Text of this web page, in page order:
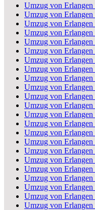
Umzug von Erlangen
Umzug von Erlangen
Umzug von Erlangen
Umzug von Erlangen
Umzug von Erlangen
Umzug von Erlangen
Umzug von
Umzug von Erlangen
Umzug von Erlangen
Umzug von
Umzug von Erlangen
Umzug von Erlangen
Umzug von Erlangen
Umzug von Erlangen
Umzug von
Umzug von Erlangen
Umzug von
Umzug von Erlangen
Umzug von
Umzug von Erlangen
Umzug von Erlangen
Umzug von Erlangen
Umzug von